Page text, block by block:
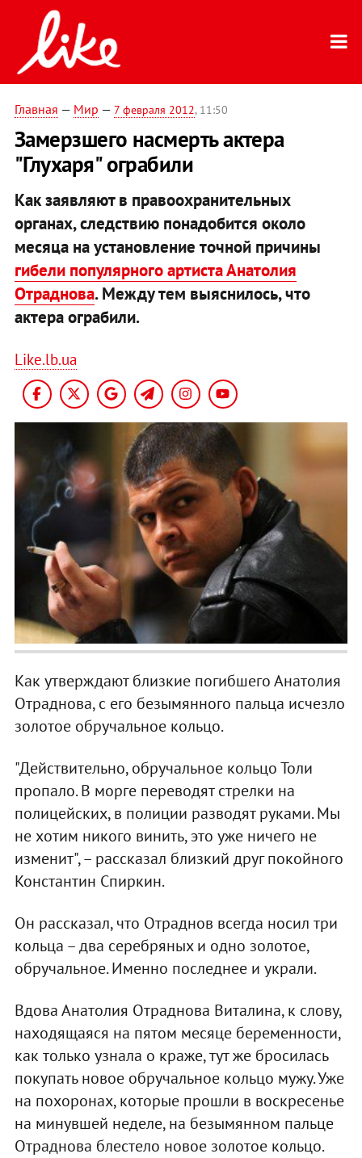
Главная — Мир — 7 февраля 2012, 11:50
Замерзшего насмерть актера
"Глухаря" ограбили
Как заявляют в правоохранительных
органах, следствию понадобится около
месяца на установление точной причины
гибели популярного артиста Анатолия
Отраднова. Между тем выяснилось, что
актера ограбили.
Like.lb.ua
Как утверждают близкие погибшего Анатолия
Отраднова, с его безымянного пальца исчезло
золотое обручальное кольцо.
"Действительно, обручальное кольцо Толи
пропало. В морге переводят стрелки на
полицейских, в полиции разводят руками. Мы
не хотим никого винить, это уже ничего не
изменит", – рассказал близкий друг покойного
Константин Спиркин.
Он рассказал, что Отраднов всегда носил три
кольца – два серебряных и одно золотое,
обручальное. Именно последнее и украли.
Вдова Анатолия Отраднова Виталина, к слову,
находящаяся на пятом месяце беременности,
как только узнала о краже, тут же бросилась
покупать новое обручальное кольцо мужу. Уже
на похоронах, которые прошли в воскресенье
на минувшей неделе, на безымянном пальце
Отраднова блестело новое золотое кольцо.